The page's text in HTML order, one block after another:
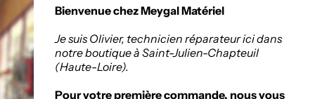
de matériaux
à Saint-
Zone Artisanale, 336
Mauras, 43260
Politique de retours
Bienvenue chez Meygal Matériel
Je suis Olivier, technicien réparateur ici dans
notre boutique à Saint-Julien-Chapteuil
(Haute-Loire).
Pour votre première commande, nous vous